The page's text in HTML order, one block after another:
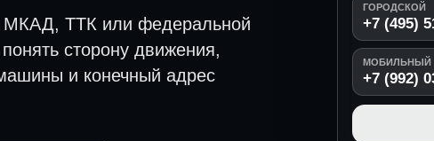
МКАД, ТТК или федеральной
сторону движения,
и конечный адрес
ГОРОДСКОЙ
+7 (495)
МОБИЛЬНЫЙ
+7 (992)